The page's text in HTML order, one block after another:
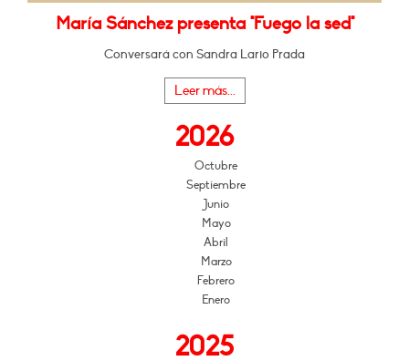
María Sánchez presenta "Fuego la sed"
Conversará con Sandra Lario Prada
Leer más...
2026
Octubre
Septiembre
Junio
Mayo
Abril
Marzo
Febrero
Enero
2025